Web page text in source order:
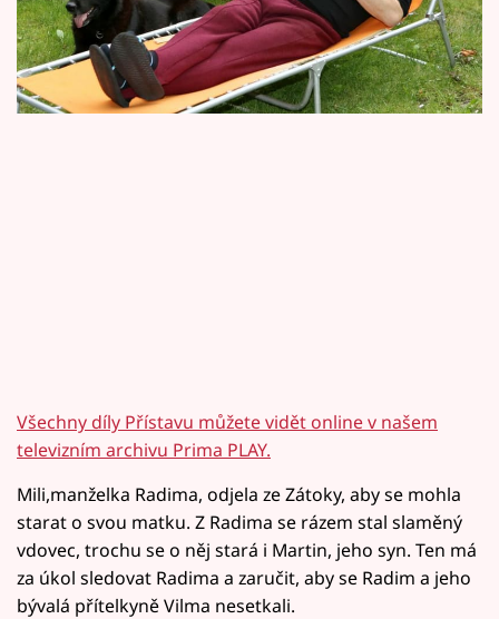
Sledujte prima+
Filmový festival Karlovy Vary
Přístavu.
Všechny díly Přístavu můžete vidět online v našem
televizním archivu Prima PLAY.
Mili,manželka Radima, odjela ze Zátoky, aby se mohla
starat o svou matku. Z Radima se rázem stal slaměný
vdovec, trochu se o něj stará i Martin, jeho syn. Ten má
za úkol sledovat Radima a zaručit, aby se Radim a jeho
bývalá přítelkyně Vilma nesetkali.